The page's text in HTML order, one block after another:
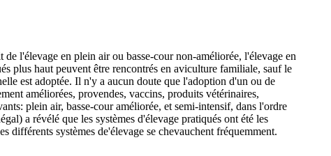
l'élevage en plein air ou basse-cour non-améliorée, l'élevage en
plus haut peuvent être rencontrés en aviculture familiale, sauf le
est adoptée. Il n'y a aucun doute que l'adoption d'un ou de
améliorées, provendes, vaccins, produits vétérinaires,
plein air, basse-cour améliorée, et semi-intensif, dans l'ordre
a révélé que les systèmes d'élevage pratiqués ont été les
différents systèmes de'élevage se chevauchent fréquemment.